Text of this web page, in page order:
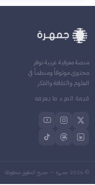
منصة معرفية عربية توفر
محتوى موثوقاً ومنظماً في
العلوم والثقافة والفكر
قيمة المرء ما يعرفه
©
2026 جمهرة — جميع الحقوق محفوظة